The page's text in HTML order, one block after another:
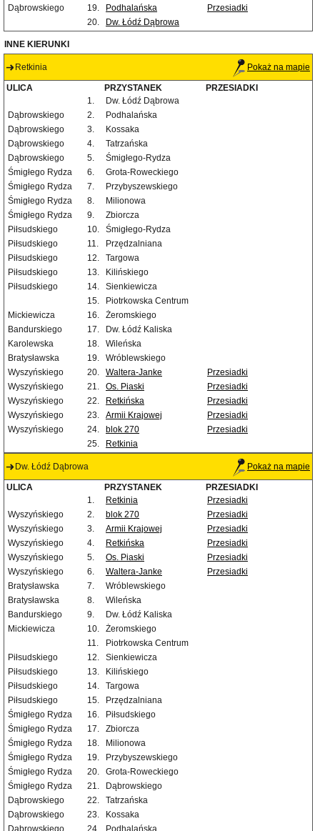
Dąbrowskiego
19. Podhalańska
Przesiadki
20.
Dw. Łódź Dąbrowa
INNE KIERUNKI
Retkinia Pokaż na mapie
ULICA PRZYSTANEK
PRZESIADKI
1.
Dw. Łódź Dąbrowa
Dąbrowskiego
2.
Podhalańska
Dąbrowskiego
3.
Kossaka
Dąbrowskiego
4.
Tatrzańska
Dąbrowskiego
5.
Śmigłego-Rydza
Śmigłego Rydza
6.
Grota-Roweckiego
Śmigłego Rydza
7.
Przybyszewskiego
Śmigłego Rydza
8.
Milionowa
Śmigłego Rydza
9.
Zbiorcza
Piłsudskiego
10.
Śmigłego-Rydza
Piłsudskiego
11.
Przędzalniana
Piłsudskiego
12.
Targowa
Piłsudskiego
13.
Kilińskiego
Piłsudskiego
14.
Sienkiewicza
15.
Piotrkowska Centrum
Mickiewicza
16.
Żeromskiego
Bandurskiego
17.
Dw. Łódź Kaliska
Karolewska
18.
Wileńska
Bratysławska
19.
Wróblewskiego
Wyszyńskiego
20. Waltera-Janke
Przesiadki
Wyszyńskiego
21. Os. Piaski
Przesiadki
Wyszyńskiego
22. Retkińska
Przesiadki
Wyszyńskiego
23. Armii Krajowej
Przesiadki
Wyszyńskiego
24. blok 270
Przesiadki
25.
Retkinia
Dw. Łódź Dąbrowa Pokaż na mapie
ULICA PRZYSTANEK
PRZESIADKI
1.
Retkinia
Przesiadki
Wyszyńskiego
2. blok 270
Przesiadki
Wyszyńskiego
3. Armii Krajowej
Przesiadki
Wyszyńskiego
4. Retkińska
Przesiadki
Wyszyńskiego
5. Os. Piaski
Przesiadki
Wyszyńskiego
6. Waltera-Janke
Przesiadki
Bratysławska
7.
Wróblewskiego
Bratysławska
8.
Wileńska
Bandurskiego
9.
Dw. Łódź Kaliska
Mickiewicza
10.
Żeromskiego
11.
Piotrkowska Centrum
Piłsudskiego
12.
Sienkiewicza
Piłsudskiego
13.
Kilińskiego
Piłsudskiego
14.
Targowa
Piłsudskiego
15.
Przędzalniana
Śmigłego Rydza
16.
Piłsudskiego
Śmigłego Rydza
17.
Zbiorcza
Śmigłego Rydza
18.
Milionowa
Śmigłego Rydza
19.
Przybyszewskiego
Śmigłego Rydza
20.
Grota-Roweckiego
Śmigłego Rydza
21.
Dąbrowskiego
Dąbrowskiego
22.
Tatrzańska
Dąbrowskiego
23.
Kossaka
Dąbrowskiego
24. Podhalańska